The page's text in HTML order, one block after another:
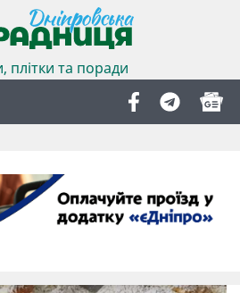
плітки та поради